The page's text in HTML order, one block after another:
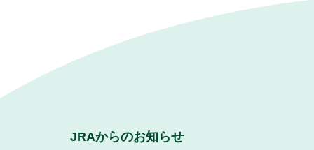
JRAからのお知らせ